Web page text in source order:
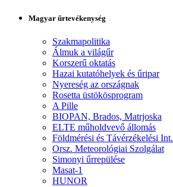
Magyar űrtevékenység
Szakmapolitika
Álmuk a világűr
Korszerű oktatás
Hazai kutatóhelyek és űripar
Nyereség az országnak
Rosetta üstökösprogram
A Pille
BIOPAN, Brados, Matrjoska
ELTE műholdvevő állomás
Földmérési és Távérzékelési Int.
Orsz. Meteorológiai Szolgálat
Simonyi űrrepülése
Masat-1
HUNOR